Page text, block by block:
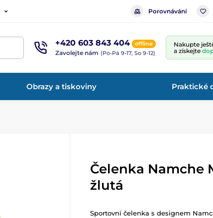
Porovnávání
+420 603 843 404 offline
Zavolejte nám (Po-Pá 9-17, So 9-12)
Nakupte
a získejte
Obrazy a tiskoviny Praktické
Čelenka Namche
žlutá
Sportovní čelenka s designem